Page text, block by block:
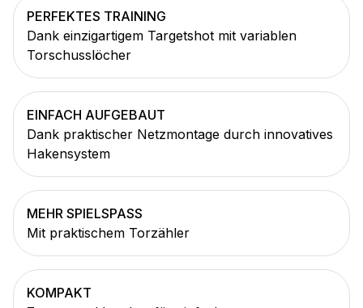
PERFEKTES TRAINING
Dank einzigartigem Targetshot mit variablen
Torschusslöcher
EINFACH AUFGEBAUT
Dank praktischer Netzmontage durch innovatives
Hakensystem
MEHR SPIELSPASS
Mit praktischem Torzähler
KOMPAKT